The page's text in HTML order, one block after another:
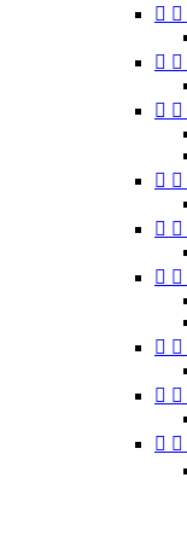
 
 
 
 
 
 
 
 
 